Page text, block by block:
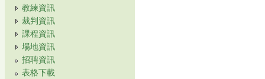
教練資訊
裁判資訊
課程資訊
場地資訊
招聘資訊
表格下載